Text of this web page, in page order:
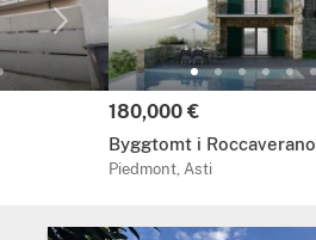
Pris:
180,000 €
Byggtomt i Roccaverano
Piedmont, Asti